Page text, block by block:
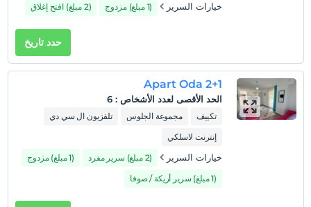
ممنوع التدخين في الغرفة
1 الطفل (الأطفال) الذين تقل أعمارهم عن 6 مجانيون لكل غرفة
خيارات السرير (1 مبلغ) مزدوج (2 مبلغ) افتح إغلاق
حدد تاريخ
2+1 Apart Oda
الحد الأقصى لعدد الأشخاص :
6
تكييف مجموعة الجلوس
تلفزيون ال سي دي
إنترنت لاسلكي
خيارات السرير (2 مبلغ) سرير مفرد
(1 مبلغ) مزدوج
(1 مبلغ) سرير أريكة / صوفا